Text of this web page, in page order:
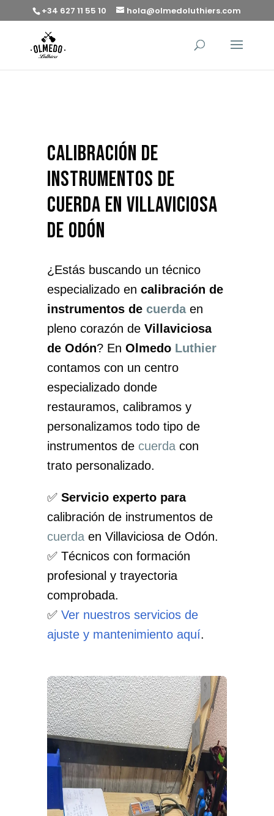
+34 627 11 55 10 hola@olmedoluthiers.com
calibración de
instrumentos de
cuerda en Villaviciosa
de Odón
¿Estás buscando un técnico
especializado en calibración de
instrumentos de cuerdaen
pleno corazón de Villaviciosa
de Odón? En Olmedo Luthier
contamos con un centro
especializado donde
restauramos, calibramos y
personalizamos todo tipo de
instrumentos de cuerdacon
trato personalizado.
✅ Servicio experto para
calibración de instrumentos de
cuerdaen Villaviciosa de Odón.
✅ Técnicos con formación
profesional y trayectoria
comprobada.
✅ Ver nuestros servicios de
ajuste y mantenimiento aquí.